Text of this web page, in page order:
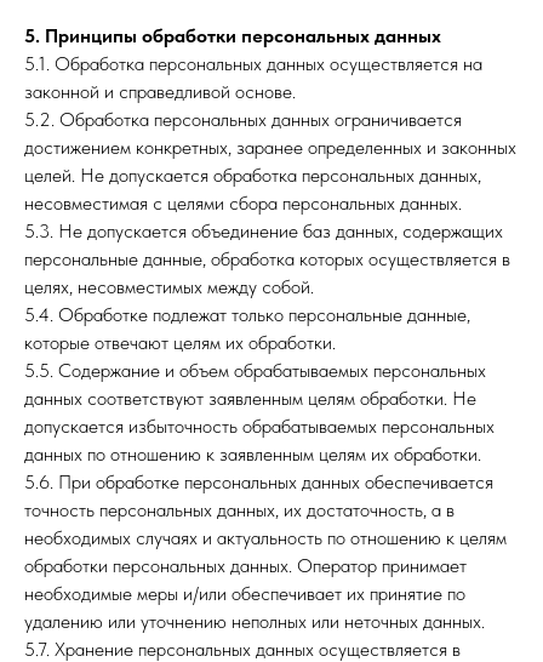
5. Принципы обработки персональных данных
5.1. Обработка персональных данных осуществляется на
законной и справедливой основе.
5.2. Обработка персональных данных ограничивается
достижением конкретных, заранее определенных и законных
целей. Не допускается обработка персональных данных,
несовместимая с целями сбора персональных данных.
5.3. Не допускается объединение баз данных, содержащих
персональные данные, обработка которых осуществляется в
целях, несовместимых между собой.
5.4. Обработке подлежат только персональные данные,
которые отвечают целям их обработки.
5.5. Содержание и объем обрабатываемых персональных
данных соответствуют заявленным целям обработки. Не
допускается избыточность обрабатываемых персональных
данных по отношению к заявленным целям их обработки.
5.6. При обработке персональных данных обеспечивается
точность персональных данных, их достаточность, а в
необходимых случаях и актуальность по отношению к целям
обработки персональных данных. Оператор принимает
необходимые меры и/или обеспечивает их принятие по
удалению или уточнению неполных или неточных данных.
5.7. Хранение персональных данных осуществляется в